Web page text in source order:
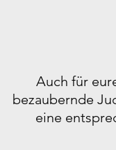
Auch für
bezaubernde
eine